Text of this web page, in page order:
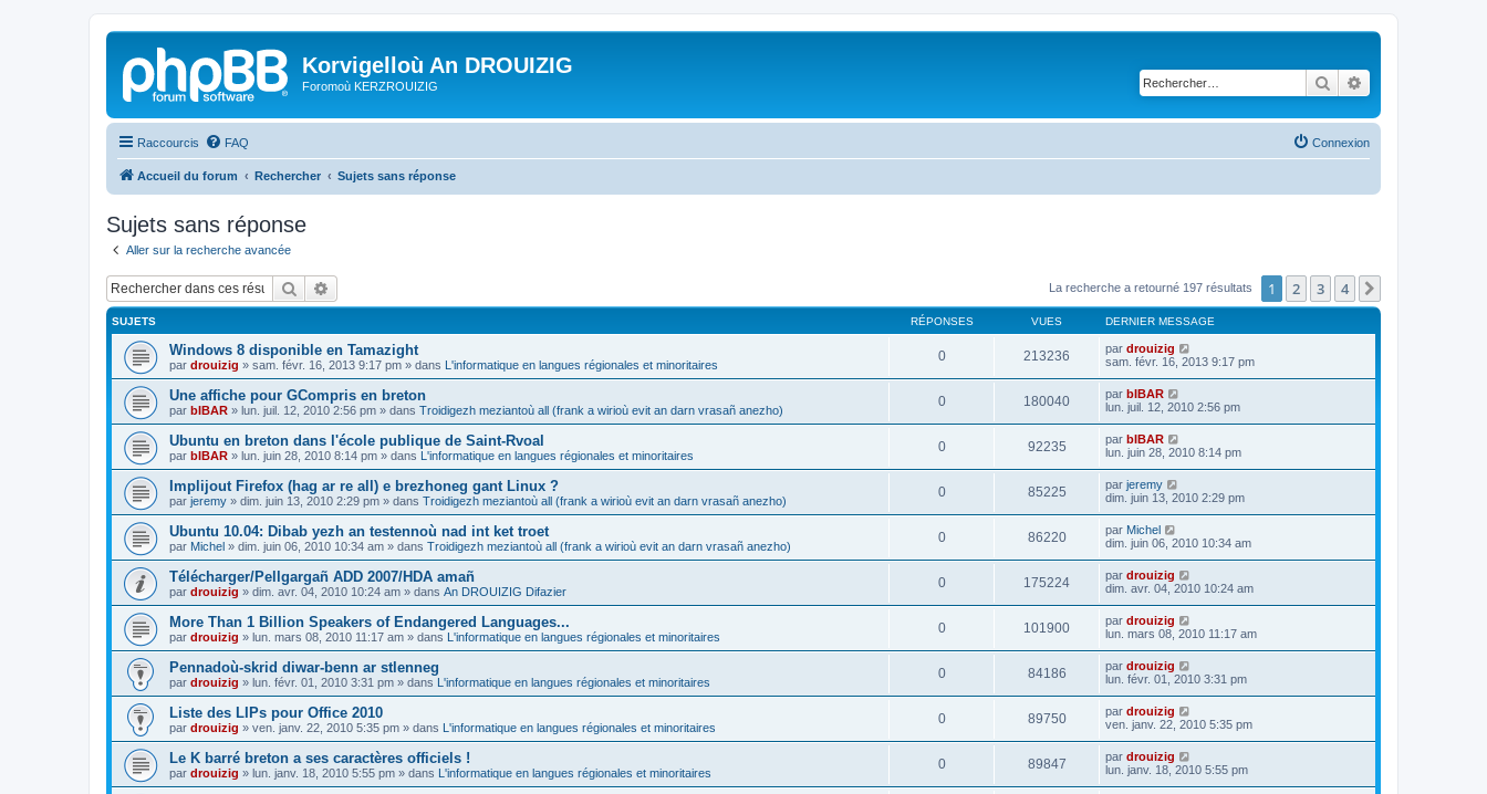
Korvigelloù An DROUIZIG
Foromoù KERZROUIZIG Rechercher
Raccourcis FAQ Connexion
Accueil du forum Rechercher Sujets sans réponse
Sujets sans réponse
Aller sur la recherche avancée
Rechercher La recherche a retourné 197 résultats 1 2 3 4
SUJETS RÉPONSES VUES DERNIER MESSAGE
Windows 8 disponible en Tamazight
par drouizig » sam. févr. 16, 2013 9:17 pm » dans L'informatique en langues régionales et minoritaires
0 213236 par drouizig
sam. févr. 16, 2013 9:17 pm
Une affiche pour GCompris en breton
par bIBAR » lun. juil. 12, 2010 2:56 pm » dans Troidigezh meziantoù all (frank a wirioù evit an darn vrasañ anezho)
0 180040 par bIBAR
lun. juil. 12, 2010 2:56 pm
Ubuntu en breton dans l'école publique de Saint-Rvoal
par bIBAR » lun. juin 28, 2010 8:14 pm » dans L'informatique en langues régionales et minoritaires
0 92235 par bIBAR
lun. juin 28, 2010 8:14 pm
Implijout Firefox (hag ar re all) e brezhoneg gant Linux ?
par jeremy » dim. juin 13, 2010 2:29 pm » dans Troidigezh meziantoù all (frank a wirioù evit an darn vrasañ anezho)
0 85225 par jeremy
dim. juin 13, 2010 2:29 pm
Ubuntu 10.04: Dibab yezh an testennoù nad int ket troet
par Michel » dim. juin 06, 2010 10:34 am » dans Troidigezh meziantoù all (frank a wirioù evit an darn vrasañ anezho)
0 86220 par Michel
dim. juin 06, 2010 10:34 am
Télécharger/Pellgargañ ADD 2007/HDA amañ
par drouizig » dim. avr. 04, 2010 10:24 am » dans An DROUIZIG Difazier
0 175224 par drouizig
dim. avr. 04, 2010 10:24 am
More Than 1 Billion Speakers of Endangered Languages...
par drouizig » lun. mars 08, 2010 11:17 am » dans L'informatique en langues régionales et minoritaires
0 101900 par drouizig
lun. mars 08, 2010 11:17 am
Pennadoù-skrid diwar-benn ar stlenneg
par drouizig » lun. févr. 01, 2010 3:31 pm » dans L'informatique en langues régionales et minoritaires
0 84186 par drouizig
lun. févr. 01, 2010 3:31 pm
Liste des LIPs pour Office 2010
par drouizig » ven. janv. 22, 2010 5:35 pm » dans L'informatique en langues régionales et minoritaires
0 89750 par drouizig
ven. janv. 22, 2010 5:35 pm
Le K barré breton a ses caractères officiels !
par drouizig » lun. janv. 18, 2010 5:55 pm » dans L'informatique en langues régionales et minoritaires
0 89847 par drouizig
lun. janv. 18, 2010 5:55 pm